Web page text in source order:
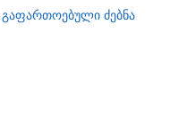
გაფართოებული ძებნა